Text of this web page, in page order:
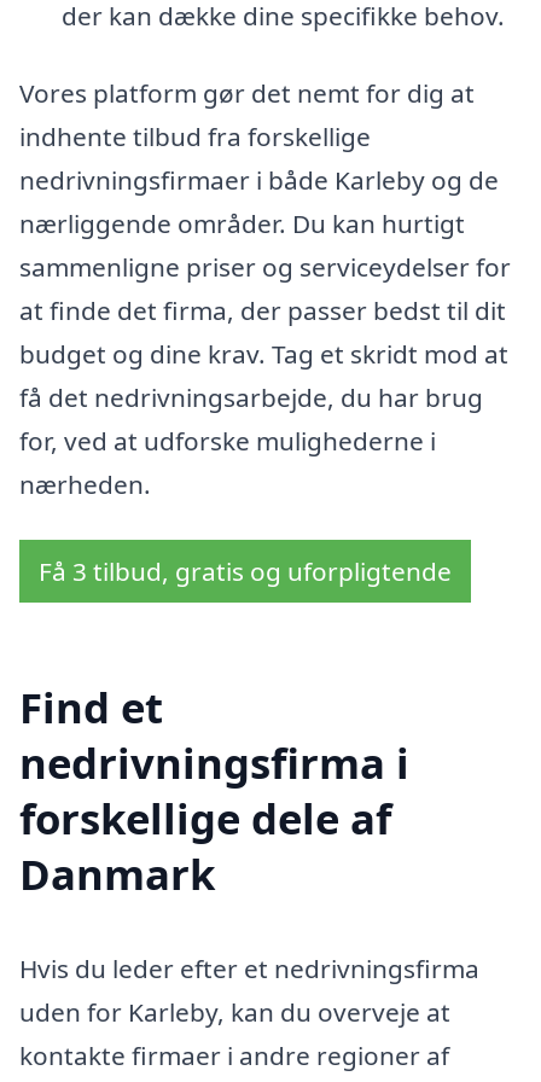
der kan dække dine specifikke behov.
Vores platform gør det nemt for dig at
indhente tilbud fra forskellige
nedrivningsfirmaer i både Karleby og de
nærliggende områder. Du kan hurtigt
sammenligne priser og serviceydelser for
at finde det firma, der passer bedst til dit
budget og dine krav. Tag et skridt mod at
få det nedrivningsarbejde, du har brug
for, ved at udforske mulighederne i
nærheden.
Få 3 tilbud, gratis og uforpligtende
Find et
nedrivningsfirma i
forskellige dele af
Danmark
Hvis du leder efter et nedrivningsfirma
uden for Karleby, kan du overveje at
kontakte firmaer i andre regioner af